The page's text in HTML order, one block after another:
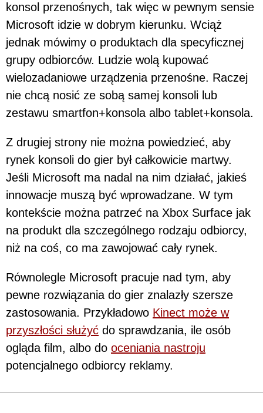
konsol przenośnych, tak więc w pewnym sensie
Microsoft idzie w dobrym kierunku. Wciąż
jednak mówimy o produktach dla specyficznej
grupy odbiorców. Ludzie wolą kupować
wielozadaniowe urządzenia przenośne. Raczej
nie chcą nosić ze sobą samej konsoli lub
zestawu smartfon+konsola albo tablet+konsola.
Z drugiej strony nie można powiedzieć, aby
rynek konsoli do gier był całkowicie martwy.
Jeśli Microsoft ma nadal na nim działać, jakieś
innowacje muszą być wprowadzane. W tym
kontekście można patrzeć na Xbox Surface jak
na produkt dla szczególnego rodzaju odbiorcy,
niż na coś, co ma zawojować cały rynek.
Równolegle Microsoft pracuje nad tym, aby
pewne rozwiązania do gier znalazły szersze
zastosowania. Przykładowo Kinect może w
przyszłości służyć do sprawdzania, ile osób
ogląda film, albo do oceniania nastroju
potencjalnego odbiorcy reklamy.